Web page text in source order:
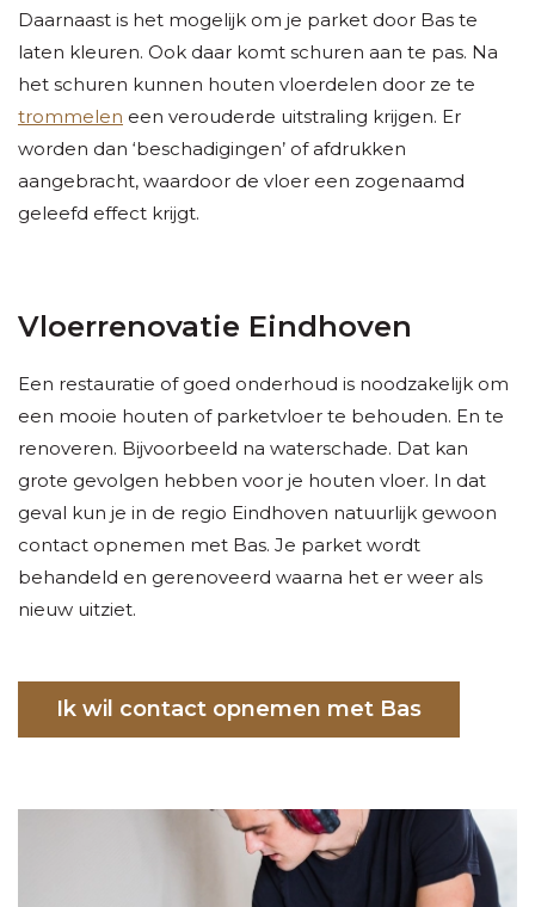
Daarnaast is het mogelijk om je parket door Bas te
laten kleuren. Ook daar komt schuren aan te pas. Na
het schuren kunnen houten vloerdelen door ze te
trommelen een verouderde uitstraling krijgen. Er
worden dan ‘beschadigingen’ of afdrukken
aangebracht, waardoor de vloer een zogenaamd
geleefd effect krijgt.
Vloerrenovatie Eindhoven
Een restauratie of goed onderhoud is noodzakelijk om
een mooie houten of parketvloer te behouden. En te
renoveren. Bijvoorbeeld na waterschade. Dat kan
grote gevolgen hebben voor je houten vloer. In dat
geval kun je in de regio Eindhoven natuurlijk gewoon
contact opnemen met Bas. Je parket wordt
behandeld en gerenoveerd waarna het er weer als
nieuw uitziet.
Ik wil contact opnemen met Bas